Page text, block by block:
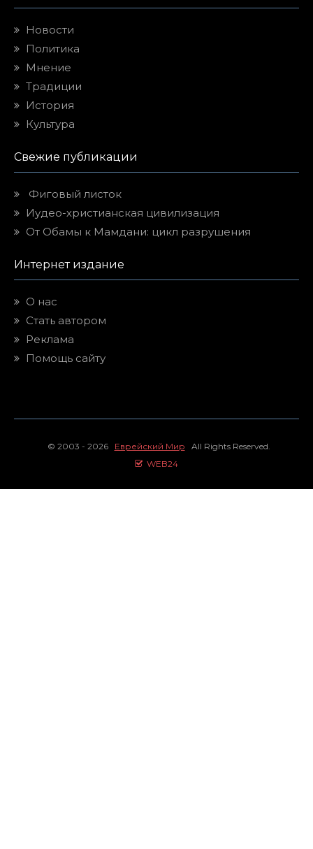
Новости
Политика
Мнение
Традиции
История
Культура
Свежие публикации
Фиговый листок
Иудео-христианская цивилизация
От Обамы к Мамдани: цикл разрушения
Интернет издание
О нас
Стать автором
Реклама
Помощь сайту
© 2003 - 2026 Еврейский Мир All Rights Reserved.
WEB24